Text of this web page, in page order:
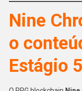
Nine
o
Estágio